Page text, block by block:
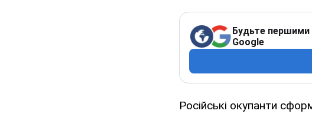
Будьте першими
Google
Російські окупанти